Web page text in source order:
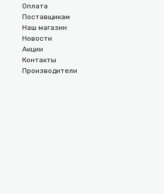
Оплата
Поставщикам
Наш магазин
Новости
Акции
Контакты
Производители